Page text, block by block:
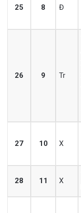
25 8 Đ
26 9 Tr
27 10 X
28 11 X